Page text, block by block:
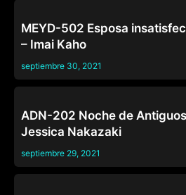
MEYD-502 Esposa
– Imai Kaho
septiembre 30, 2021
ADN-202 Noche de
Jessica Nakazaki
septiembre 29, 2021